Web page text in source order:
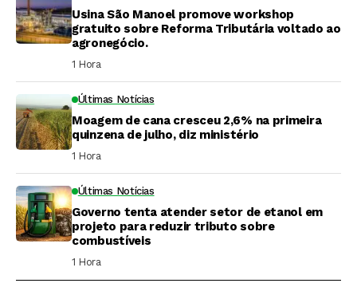
Usina São Manoel promove workshop
gratuito sobre Reforma Tributária voltado ao
agronegócio.
1 Hora ⁮
Últimas Notícias
Moagem de cana cresceu 2,6% na primeira
quinzena de julho, diz ministério
1 Hora ⁮
Últimas Notícias
Governo tenta atender setor de etanol em
projeto para reduzir tributo sobre
combustíveis
1 Hora ⁮